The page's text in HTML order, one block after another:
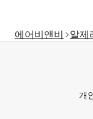
에어비앤비 알제
개